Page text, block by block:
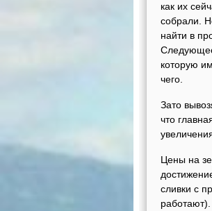
как их
собрали.
найти в
которую
чего.
Зато
что
Цены на
сливки с